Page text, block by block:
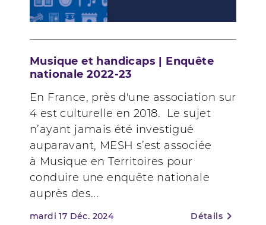
Musique et handicaps | Enquête
nationale 2022-23
En France, près d'une association sur
4 est culturelle en 2018. Le sujet
n’ayant jamais été investigué
auparavant, MESH s’est associée
à Musique en Territoires pour
conduire une enquête nationale
auprès des...
mardi 17 Déc. 2024 Détails